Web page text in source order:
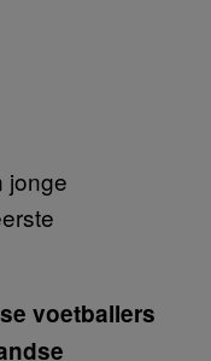
jonge
voetballers